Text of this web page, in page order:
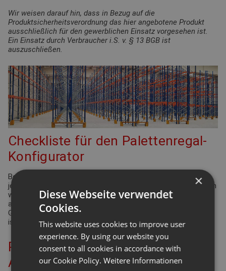
Wir weisen darauf hin, dass in Bezug auf die
Produktsicherheitsverordnung das hier angebotene Produkt
ausschließlich für den gewerblichen Einsatz vorgesehen ist.
Ein Einsatz durch Verbraucher i.S. v. § 13 BGB ist
auszuschließen.
Checkliste für den Palettenregal-
Konfigurator
Bei der Planung Ihrer Regalanlage für Palettenregale gibt es
jede Menge Punkte zu überprüfen und einzuhalten. Viele davon
werden durch die Arbeitsstättenverordnung geregelt. Aber
auch Ergonomie und Effizienz spielen eine bedeutende Rolle.
Gleiches gilt für die Funktionsdefinition des Lagers: Wie hoch
ist der Warenumschlag? Wie groß ist die Produktvielfalt?
Planung Ihrer Palettenregal-
Anlage – berücksichtigen Sie die
×
Diese Webseite verwendet
Cookies.
This website uses cookies to improve user
experience. By using our website you
consent to all cookies in accordance with
our Cookie Policy. Weitere Informationen